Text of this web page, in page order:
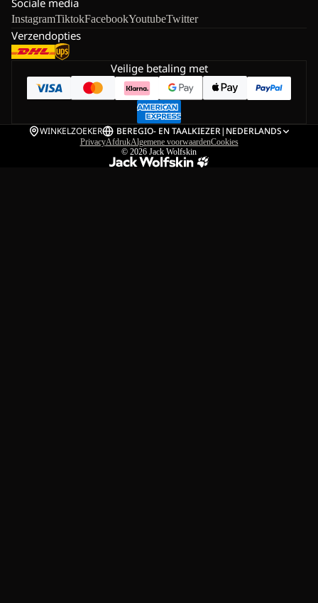
Sociale media
InstagramTiktokFacebookYoutubeTwitter
Verzendopties
Veilige betaling met
WINKELZOEKER BEREGIO- EN TAALKIEZER| NEDERLANDS
PrivacyAfdrukAlgemene voorwaardenCookies
© 2026 Jack Wolfskin